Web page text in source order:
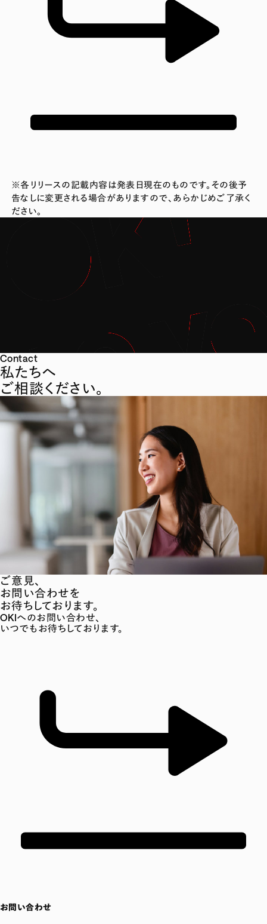
※各リリースの記載内容は発表日現在のものです。その後予
告なしに変更される場合がありますので、あらかじめご了承く
ださい。
Contact
私たちへ
ご相談ください。
ご意見、
お問い合わせを
お待ちしております。
OKIへのお問い合わせ、
いつでもお待ちしております。
お問い合わせ